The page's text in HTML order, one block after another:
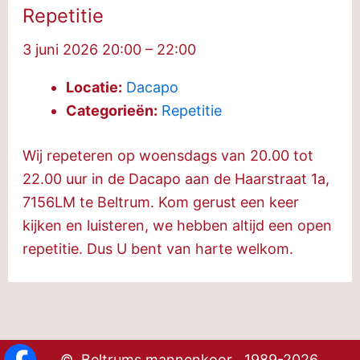
Repetitie
3 juni 2026 20:00– 22:00
Locatie: Dacapo
Categorieën: Repetitie
Wij repeteren op woensdags van 20.00 tot
22.00 uur in de Dacapo aan de Haarstraat 1a,
7156LM te Beltrum. Kom gerust een keer
kijken en luisteren, we hebben altijd een open
repetitie. Dus U bent van harte welkom.